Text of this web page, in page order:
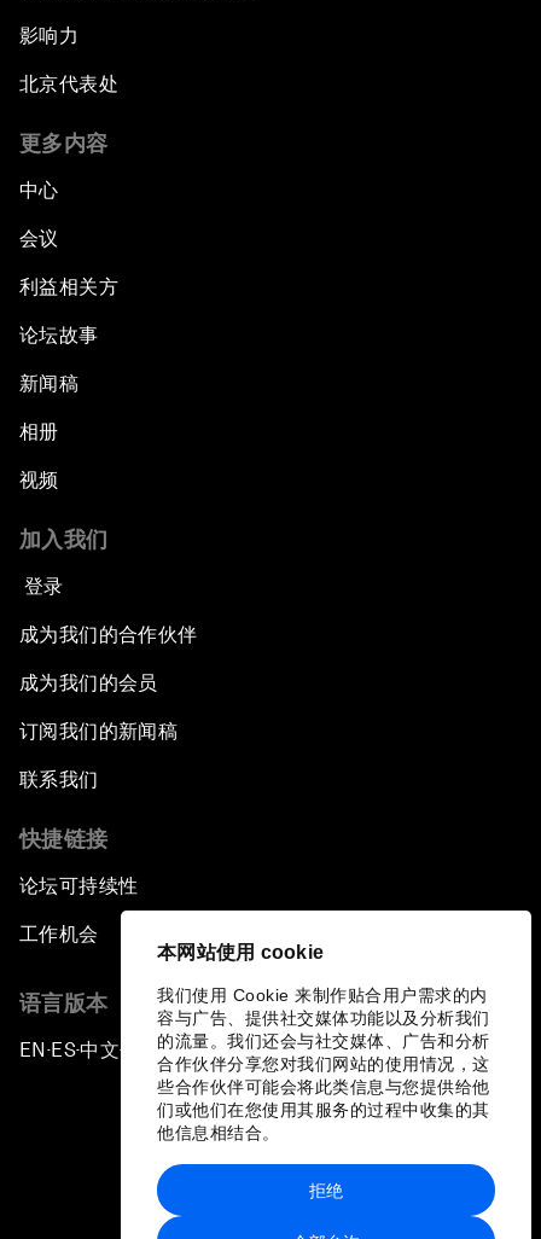
本网站使用 cookie
我们使用 Cookie 来制作贴合用户需求的内
容与广告、提供社交媒体功能以及分析我们
的流量。我们还会与社交媒体、广告和分析
合作伙伴分享您对我们网站的使用情况，这
些合作伙伴可能会将此类信息与您提供给他
们或他们在您使用其服务的过程中收集的其
他信息相结合。
拒绝
影响力
北京代表处
更多内容
中心
会议
利益相关方
论坛故事
新闻稿
相册
视频
加入我们
登录
成为我们的合作伙伴
成为我们的会员
订阅我们的新闻稿
联系我们
快捷链接
论坛可持续性
工作机会
语言版本
EN ▪ES▪中文▪ 日本語